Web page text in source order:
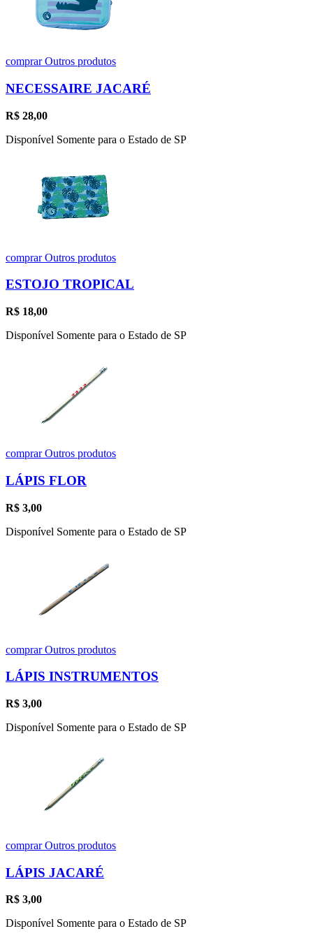
comprarOutros produtos
NECESSAIRE JACARÉ
R$ 28,00
Disponível Somente para o Estado de SP
comprarOutros produtos
ESTOJO TROPICAL
R$ 18,00
Disponível Somente para o Estado de SP
comprarOutros produtos
LÁPIS FLOR
R$ 3,00
Disponível Somente para o Estado de SP
comprarOutros produtos
LÁPIS INSTRUMENTOS
R$ 3,00
Disponível Somente para o Estado de SP
comprarOutros produtos
LÁPIS JACARÉ
R$ 3,00
Disponível Somente para o Estado de SP